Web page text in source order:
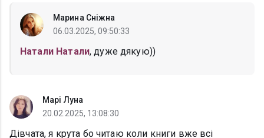
Марина Сніжна
06.03.2025, 09:50:33
Натали Натали, дуже дякую))
Марі Луна
20.02.2025, 13:08:30
Дівчата, я крута бо читаю коли книги вже всі